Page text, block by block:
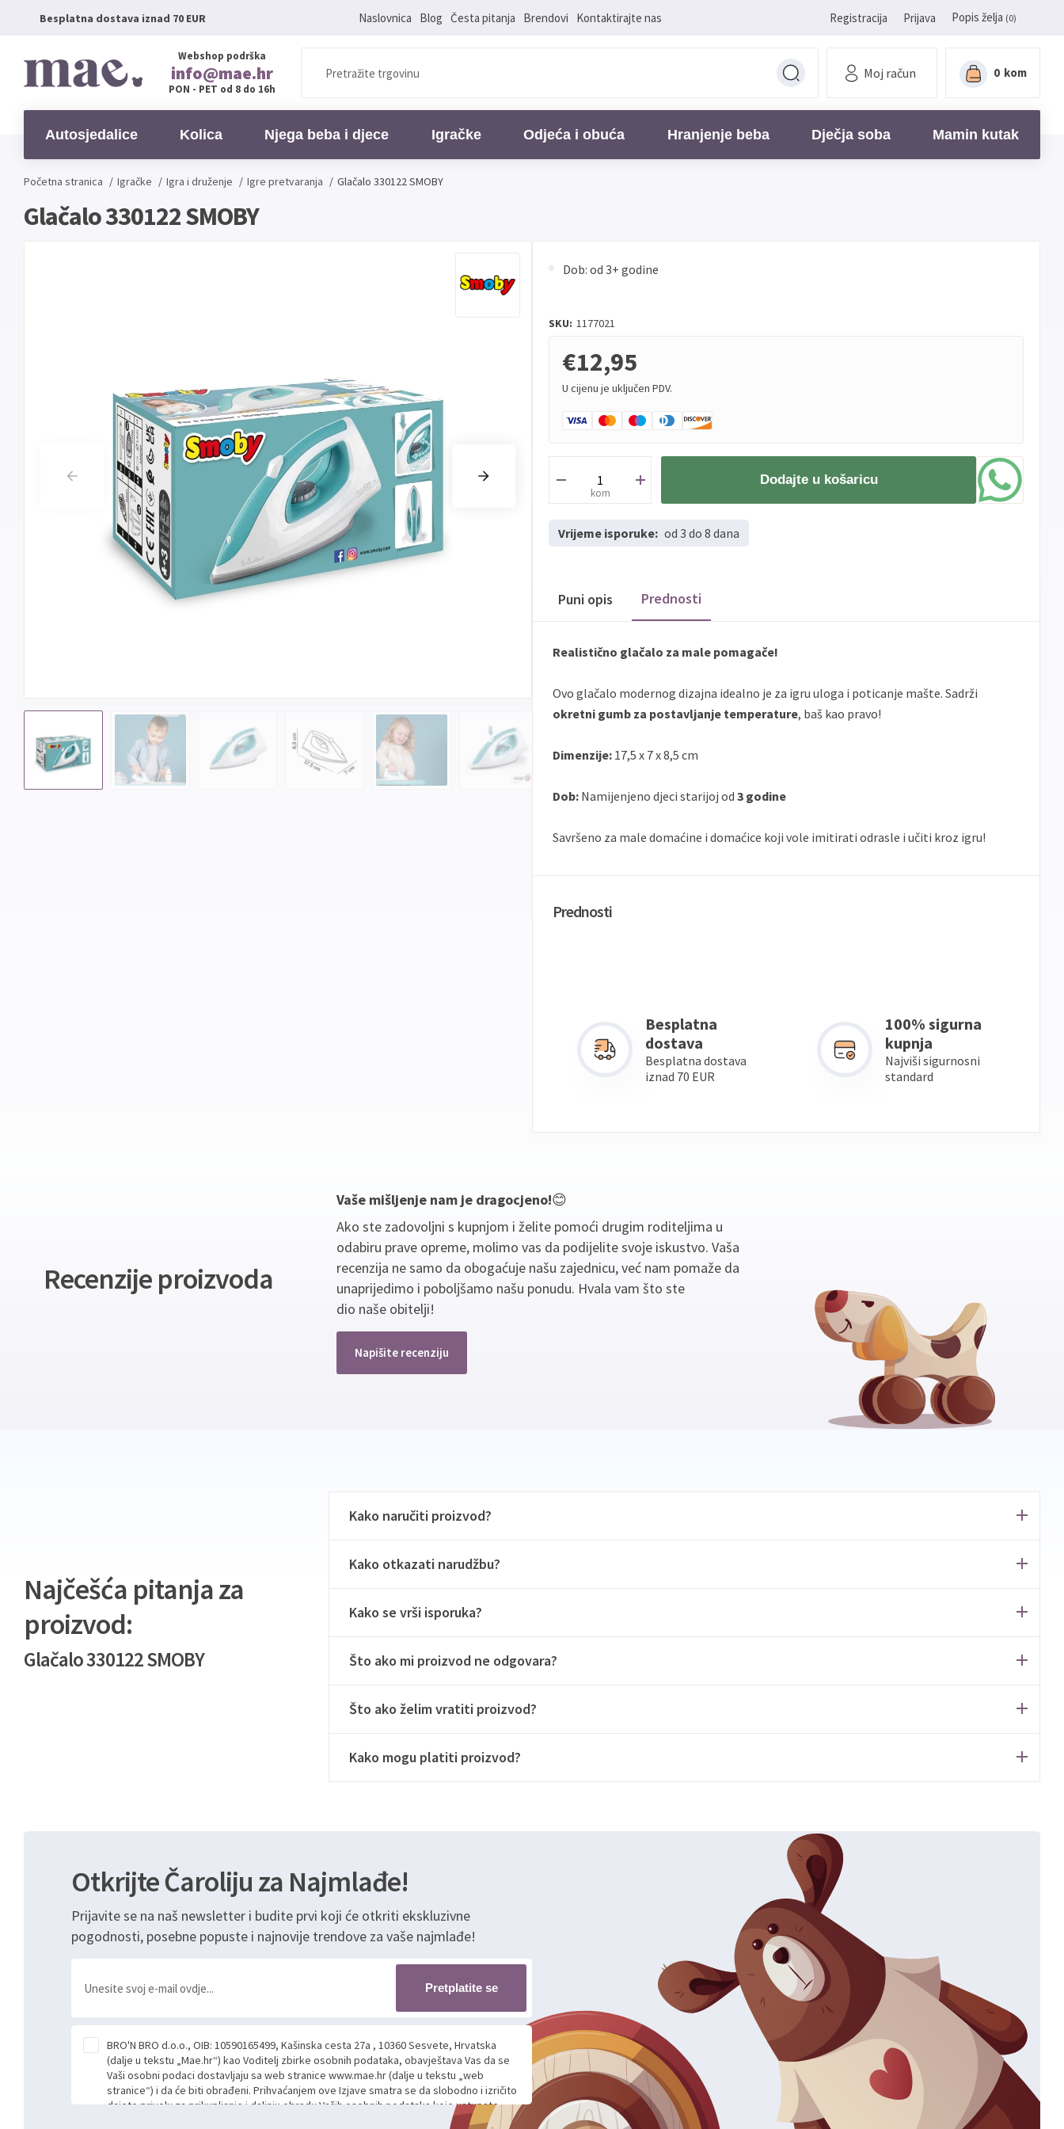
Besplatna dostava iznad 70 EUR Naslovnica Blog Česta pitanja Brendovi Kontaktirajte nas Registracija Prijava Popis želja (0)
Webshop podrška
info@mae.hr
PON - PET od 8 do 16h
Moj račun 0 kom
Autosjedalice Kolica Njega beba i djece Igračke Odjeća i obuća Hranjenje beba Dječja soba Mamin kutak
Početna stranica / Igračke / Igra i druženje / Igre pretvaranja / Glačalo 330122 SMOBY
Glačalo 330122 SMOBY
Dob: od 3+ godine
SKU: 1177021
€12,95
U cijenu je uključen PDV.
kom
Dodajte u košaricu
Vrijeme isporuke: od 3 do 8 dana
Puni opis Prednosti
Realistično glačalo za male pomagače!
Ovo glačalo modernog dizajna idealno je za igru uloga i poticanje mašte. Sadrži
okretni gumb za postavljanje temperature, baš kao pravo!
Dimenzije: 17,5 x 7 x 8,5 cm
Dob: Namijenjeno djeci starijoj od 3 godine
Savršeno za male domaćine i domaćice koji vole imitirati odrasle i učiti kroz igru!
Prednosti
Besplatna
dostava
Besplatna dostava
iznad 70 EUR
100% sigurna
kupnja
Najviši sigurnosni
standard
Recenzije proizvoda
Vaše mišljenje nam je dragocjeno!😊
Ako ste zadovoljni s kupnjom i želite pomoći drugim roditeljima u
odabiru prave opreme, molimo vas da podijelite svoje iskustvo. Vaša
recenzija ne samo da obogaćuje našu zajednicu, već nam pomaže da
unaprijedimo i poboljšamo našu ponudu. Hvala vam što ste
dio naše obitelji!
Napišite recenziju
Najčešća pitanja za
proizvod:
Glačalo 330122 SMOBY
Kako naručiti proizvod?
Kako otkazati narudžbu?
Kako se vrši isporuka?
Što ako mi proizvod ne odgovara?
Što ako želim vratiti proizvod?
Kako mogu platiti proizvod?
Otkrijte Čaroliju za Najmlađe!
Prijavite se na naš newsletter i budite prvi koji će otkriti ekskluzivne
pogodnosti, posebne popuste i najnovije trendove za vaše najmlađe!
Pretplatite se
BRO'N BRO d.o.o., OIB: 10590165499, Kašinska cesta 27a , 10360 Sesvete, Hrvatska
(dalje u tekstu „Mae.hr“) kao Voditelj zbirke osobnih podataka, obavještava Vas da se
Vaši osobni podaci dostavljaju sa web stranice www.mae.hr (dalje u tekstu „web
stranice“) i da će biti obrađeni. Prihvaćanjem ove Izjave smatra se da slobodno i izričito
dajete privolu za prikupljanje i daljnju obradu Vaših osobnih podataka koje ustupate
Mae.hr putem ovih web stranica u svrhu odgovora i daljnje komunikacije na Vaš upit